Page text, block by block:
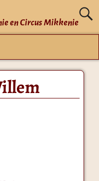
en Circus Mikkenie